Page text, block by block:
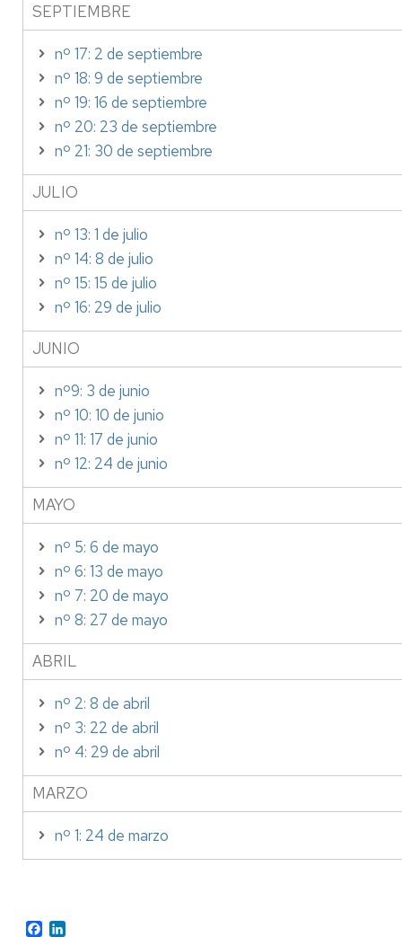
SEPTIEMBRE
nº 17: 2 de septiembre
nº 18: 9 de septiembre
nº 19: 16 de septiembre
nº 20: 23 de septiembre
nº 21: 30 de septiembre
JULIO
nº 13: 1 de julio
nº 14: 8 de julio
nº 15: 15 de julio
nº 16: 29 de julio
JUNIO
nº9: 3 de junio
nº 10: 10 de junio
nº 11: 17 de junio
nº 12: 24 de junio
MAYO
nº 5: 6 de mayo
nº 6: 13 de mayo
nº 7: 20 de mayo
nº 8: 27 de mayo
ABRIL
nº 2: 8 de abril
nº 3: 22 de abril
nº 4: 29 de abril
MARZO
nº 1: 24 de marzo
Facebook